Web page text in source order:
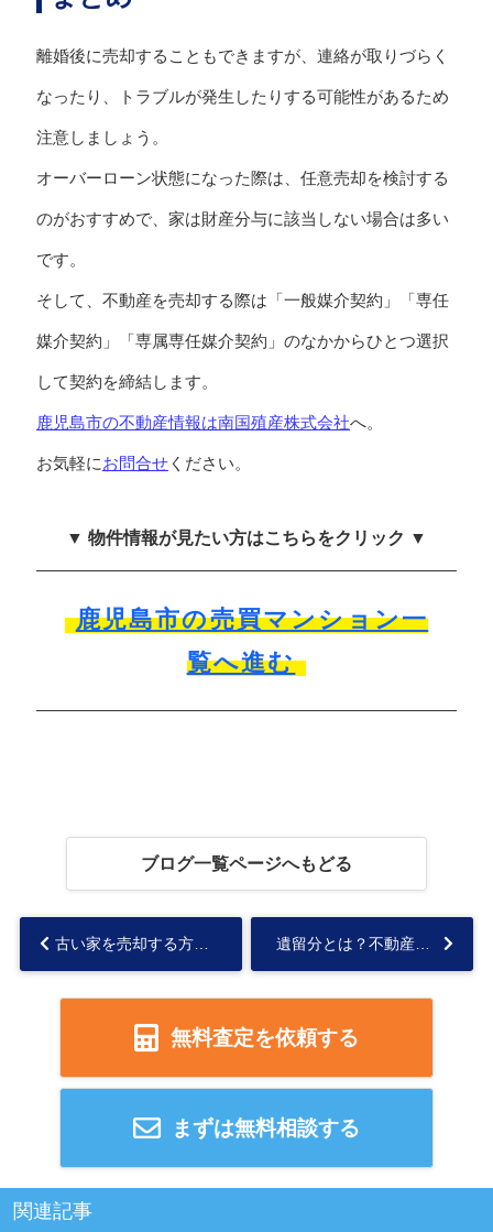
離婚後に売却することもできますが、連絡が取りづらく
なったり、トラブルが発生したりする可能性があるため
注意しましょう。
オーバーローン状態になった際は、任意売却を検討する
のがおすすめで、家は財産分与に該当しない場合は多い
です。
そして、不動産を売却する際は「一般媒介契約」「専任
媒介契約」「専属専任媒介契約」のなかからひとつ選択
して契約を締結します。
鹿児島市の不動産情報は南国殖産株式会社へ。
お気軽にお問合せください。
▼ 物件情報が見たい方はこちらをクリック ▼
鹿児島市の売買マンション一
覧へ進む
ブログ一覧ページへもどる
古い家を売却する方法とは？古い家の基準や注意点についても解説！...
無料査定を依頼する
まずは無料相談する
関連記事